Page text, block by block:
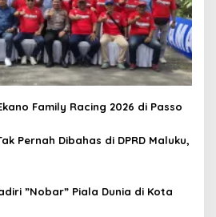
Family Racing 2026 di Passo
Pernah Dibahas di DPRD Maluku,
”Nobar” Piala Dunia di Kota